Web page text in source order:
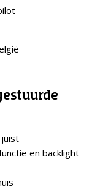
en backlight